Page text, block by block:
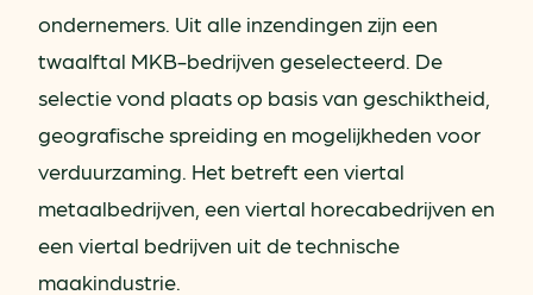
ondernemers. Uit alle inzendingen zijn een
twaalftal MKB-bedrijven geselecteerd. De
selectie vond plaats op basis van geschiktheid,
geografische spreiding en mogelijkheden voor
verduurzaming. Het betreft een viertal
metaalbedrijven, een viertal horecabedrijven en
een viertal bedrijven uit de technische
maakindustrie.